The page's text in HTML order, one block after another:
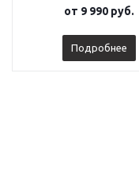
от 9 990 руб.
Подробнее